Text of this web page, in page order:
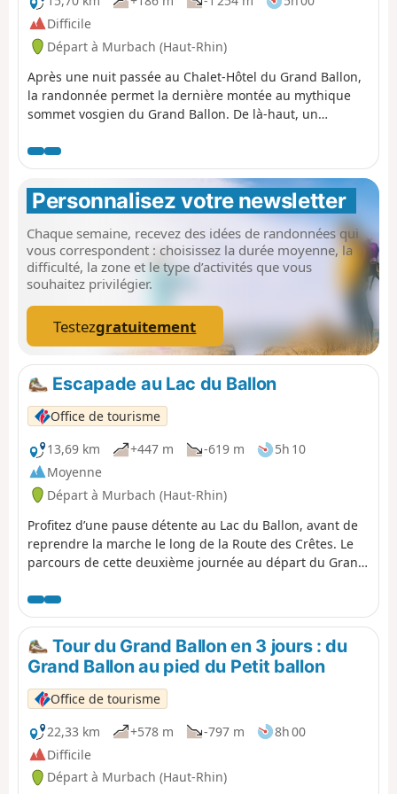
Juillet et le 30 novembre. Le restant de l’année, suivre le
chemin carrossable. Balisage rectangle jaune pour les
deux options.
Difficile
Départ à Murbach (Haut-Rhin)
Après une nuit passée au Chalet-Hôtel du Grand Ballon,
la randonnée permet la dernière montée au mythique
sommet vosgien du Grand Ballon. De là-haut, un
vues allant jusqu'aux Alpes quand le temps le permet.
Après un jour de montée constante, la vue au sommet
mérite tous les efforts fournis. Vient ensuite la descente
à Soultz, longue de 13 km, essentiellement en forêt sur
les hauteurs en rive gauche du Rimbach en passant par
plusieurs cols comme le Col de Judenhut, le
Munsteraeckerle, le Col de Peternit ainsi que le
Bildstoeckle. Après près 1200 m de descente, pourquoi
Personnalisez votre newsletter
Chaque semaine, recevez des idées de randonnées qui
vous correspondent : choisissez la durée moyenne, la
difficulté, la zone et le type d’activités que vous
souhaitez privilégier.
Testezgratuitement
Escapade au Lac du Ballon
Office de tourisme
13,69 km
+447 m -619 m
5h 10
Moyenne
Départ à Murbach (Haut-Rhin)
Profitez d’une pause détente au Lac du Ballon, avant de
reprendre la marche le long de la Route des Crêtes. Le
parcours de cette deuxième journée au départ du Grand
d’apprécier les paysages et le calme de ce petit paradis.
La balade se poursuit en longeant la Route des Crêtes
jusqu’au Markstein, avec la vue sur le Grand Ballon et la
vallée de la Thur et profiter, si vous le souhaitez, des
activités de loisirs et de plein air proposées à la station
du Markstein.
Tour du Grand Ballon en 3 jours : du
Grand Ballon au pied du Petit ballon
Office de tourisme
22,33 km
+578 m -797 m
8h 00
Difficile
Départ à Murbach (Haut-Rhin)